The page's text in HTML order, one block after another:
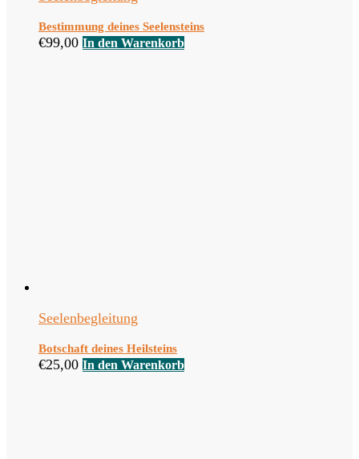
Bestimmung deines Seelensteins
€99,00 In den Warenkorb
Seelenbegleitung
Botschaft deines Heilsteins
€25,00 In den Warenkorb